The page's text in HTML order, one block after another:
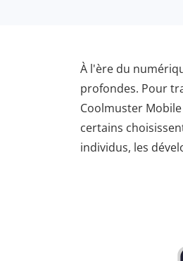
À l'ère du
profondes. Pour
Coolmuster
certains
individus, les